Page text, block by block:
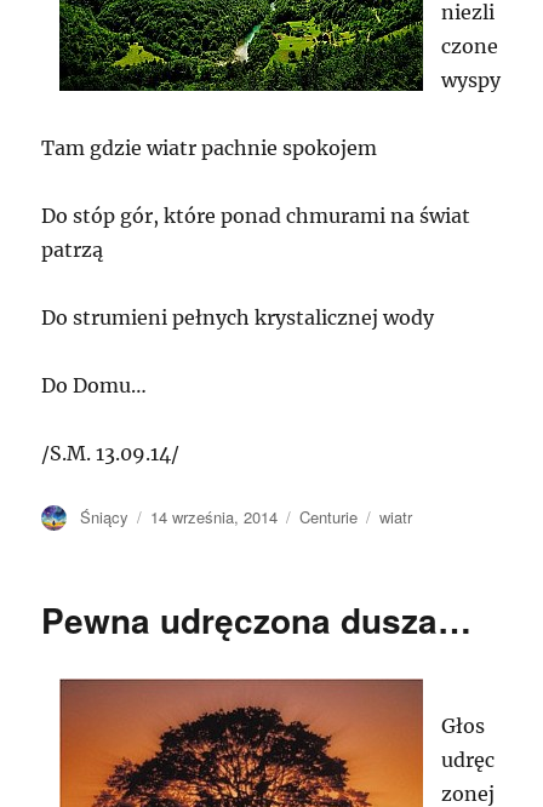
niezli
czone
wyspy
Tam gdzie wiatr pachnie spokojem
Do stóp gór, które ponad chmurami na świat
patrzą
Do strumieni pełnych krystalicznej wody
Do Domu…
/S.M. 13.09.14/
Autor
Śniący Opublikowano
14 września, 2014 Kategorie
Centurie Tagi
wiatr
Pewna udręczona dusza…
Głos
udręc
zonej